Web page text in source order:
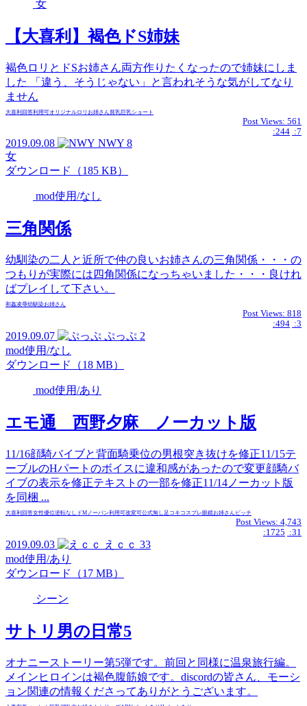
女
【大喜利】褐色ドS姉妹
褐色ロリとドSお姉さん両方作りたくなったので姉妹にしま
した 「違う、そうじゃない」と言われそうな気がしてなり
ません
大喜利回答利用可オリジナルロリ お姉さん貧乳巨乳ショート
Post Views: 561
:244 :7
2019.09.08 NWY 8
女
ダウンロード（185 KB）
mod使用/なし
三角関係
幼馴染の二人と近所で仲の良いお姉さんの三角関係・・・の
つもりが実際には四角関係になっちゃいました・・・良けれ
ばプレイして下さい。
和姦凌辱幼馴染お姉さん
Post Views: 818
:494 :3
2019.09.07 ぷっぷ 2
mod使用/なし
ダウンロード（18 MB）
mod使用/あり
エモ通 西野夕麻 ノーカット版
11/16顔騎バイブと背面騎乗位の男根突き抜けを修正11/15テ
ーブルのHパートのボイスに違和感があったので変更顔騎バ
イブの表示を修正テキストの一部を修正11/14ノーカット版
を同梱 ...
大喜利回答女性優位逆転なし ドM ノーパン利用可改変可公式無し 足コキ コスプレ 眼鏡お姉さん ビッチ
Post Views: 4,743
:1725 :31
2019.09.03 えｃｃ 33
mod使用/あり
ダウンロード（17 MB）
シーン
サトリ男の日常5
オナニーストーリー第5弾です。前回と同様に温泉旅行編。
メインヒロインは褐色腹筋娘です。discordの皆さん、モーシ
ョン関連の情報くださってありがとうございます。